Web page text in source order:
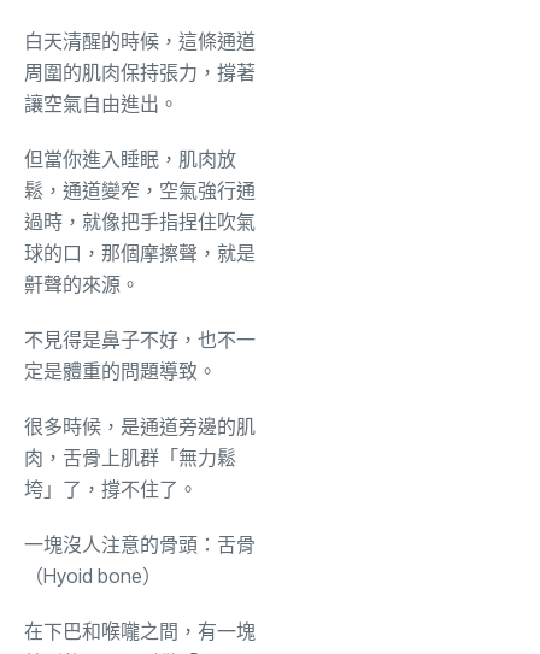
白天清醒的時候，這條通道
周圍的肌肉保持張力，撐著
讓空氣自由進出。
但當你進入睡眠，肌肉放
鬆，通道變窄，空氣強行通
過時，就像把手指捏住吹氣
球的口，那個摩擦聲，就是
鼾聲的來源。
不見得是鼻子不好，也不一
定是體重的問題導致。
很多時候，是通道旁邊的肌
肉，舌骨上肌群「無力鬆
垮」了，撐不住了。
一塊沒人注意的骨頭：舌骨
（Hyoid bone）
在下巴和喉嚨之間，有一塊